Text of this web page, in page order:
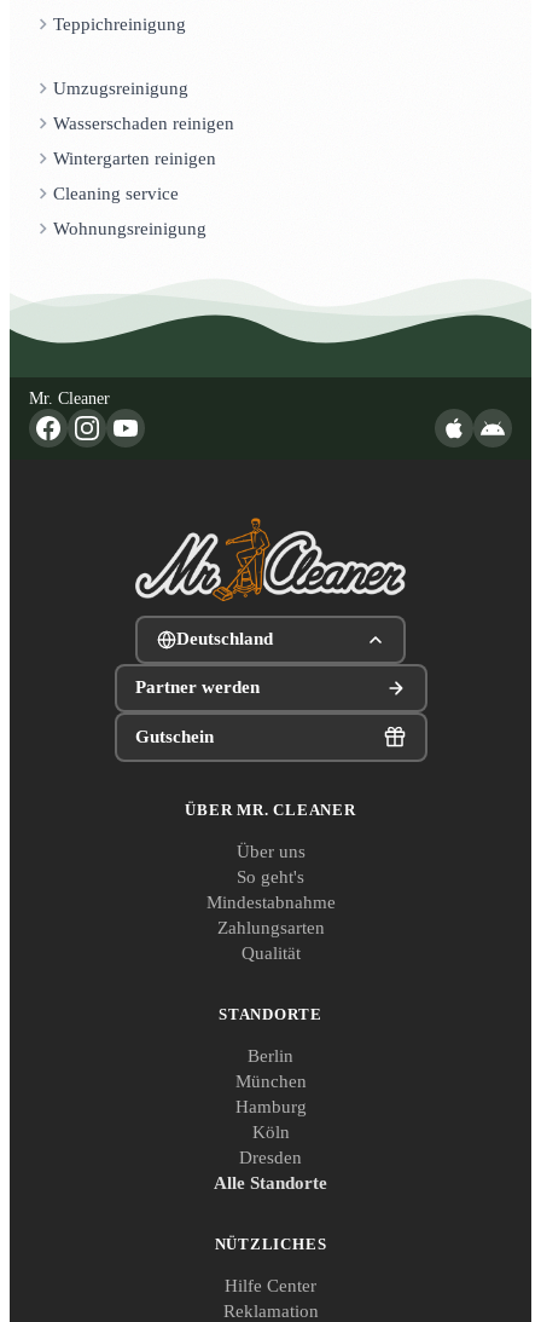
Teppichreinigung
Umzugsreinigung
Wasserschaden reinigen
Wintergarten reinigen
Cleaning service
Wohnungsreinigung
Mr. Cleaner
Deutschland
Partner werden
Gutschein
ÜBER MR. CLEANER
Über uns
So geht's
Mindestabnahme
Zahlungsarten
Qualität
STANDORTE
Berlin
München
Hamburg
Köln
Dresden
Alle Standorte
NÜTZLICHES
Hilfe Center
Reklamation